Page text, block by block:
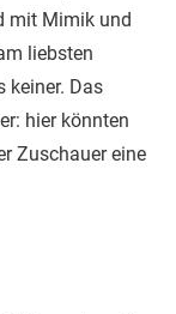
mit Mimik und
liebsten
keiner. Das
hier könnten
Zuschauer eine